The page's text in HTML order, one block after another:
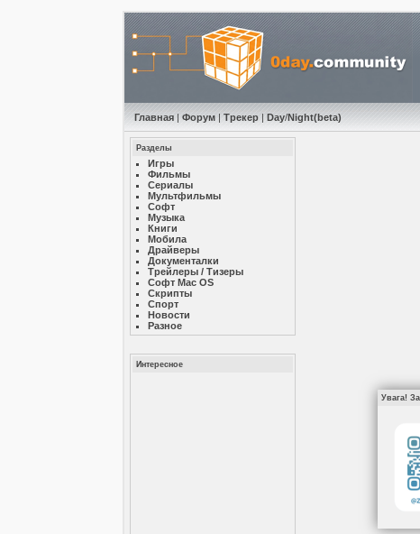
Главная |Форум |Трекер |Day/Night(beta)
Разделы
Игры
Фильмы
Сериалы
Мультфильмы
Софт
Музыкa
Книги
Мобила
Драйверы
Документалки
Трейлеры / Тизеры
Софт Mac OS
Скрипты
Спорт
Новости
Разное
Интересное
Увага!